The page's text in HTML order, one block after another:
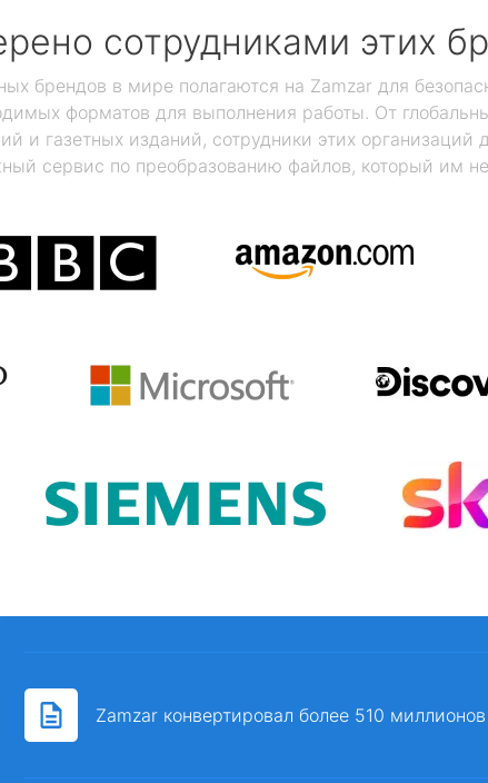
сотрудниками этих
брендов в мире полагаются на Zamzar для
форматов для выполнения работы. От
и газетных изданий, сотрудники этих организаций
сервис по преобразованию файлов, который им
Zamzar конвертировал более 510